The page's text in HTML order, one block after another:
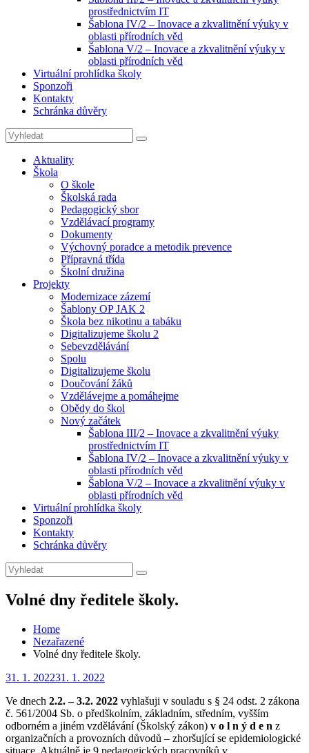
prostřednictvím IT
Šablona IV/2 – Inovace a zkvalitnění výuky v
oblasti přírodních věd
Šablona V/2 – Inovace a zkvalitnění výuky v
oblasti přírodních věd
Virtuální prohlídka školy
Sponzoři
Kontakty
Schránka důvěry
Search
for:
Search
Aktuality
Škola
O škole
Školská rada
Pedagogický sbor
Vzdělávací programy
Dokumenty
Výchovný poradce a metodik prevence
Přípravná třída
Školní družina
Projekty
Modernizace zázemí
Šablony OP JAK 2
Škola bez nikotinu a tabáku
Digitalizujeme školu 2
Sebevzdělávání
Spolu
Digitalizujeme školu
Doučování žáků
Vzdělávejme a pomáhejme
Obědy do škol
Nový začátek
Šablona III/2 – Inovace a zkvalitnění výuky
prostřednictvím IT
Šablona IV/2 – Inovace a zkvalitnění výuky v
oblasti přírodních věd
Šablona V/2 – Inovace a zkvalitnění výuky v
oblasti přírodních věd
Virtuální prohlídka školy
Sponzoři
Kontakty
Schránka důvěry
Search
for:
Search
Volné dny ředitele školy.
Home
Nezařazené
Volné dny ředitele školy.
Posted
31. 1. 202231. 1. 2022
Ve dnech 2.2. – 3.2. 2022 vyhlašuji v souladu s § 24 odst. 2 zákona
č. 561/2004 Sb. o předškolním, základním, středním, vyšším
odborném a jiném vzdělávání (Školský zákon) v o l n ý d e n z
organizačních a provozních důvodů – zhoršující se epidemiologické
situace. Aktuálně je 9 pedagogických pracovníků v